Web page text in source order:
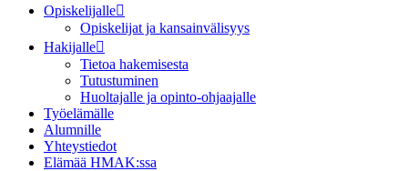
Opiskelijalle
Opiskelijat ja kansainvälisyys
Hakijalle
Tietoa hakemisesta
Tutustuminen
Huoltajalle ja opinto-ohjaajalle
Työelämälle
Alumnille
Yhteystiedot
Elämää HMAK:ssa